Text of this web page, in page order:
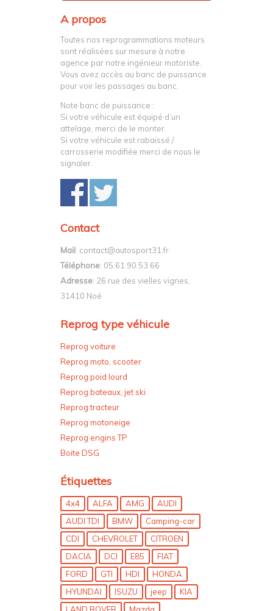
A propos
Toutes nos reprogrammations moteurs
sont réalisées sur mesure à notre
agence par notre ingénieur motoriste.
Vous avez accès au banc de puissance
pour voir les passages au banc.
Note banc de puissance :
Si votre véhicule est équipé d’un
attelage, merci de le monter.
Si votre véhicule est rabaissé /
carrosserie modifiée merci de nous le
signaler.
Contact
Mail: contact@autosport31.fr
Téléphone: 05.61.90.53.66
Adresse: 26 rue des vielles vignes,
31410 Noé
Reprog type véhicule
Reprog voiture
Reprog moto, scooter
Reprog poid lourd
Reprog bateaux, jet ski
Reprog tracteur
Reprog motoneige
Reprog engins TP
Boite DSG
Étiquettes
4x4 ALFA AMG
AUDI
AUDI TDI
BMW
Camping-car
CDI
CHEVROLET
CITROEN
DACIA
DCI E85
FIAT
FORD
GTI HDI
HONDA
HYUNDAI
ISUZU jeep
KIA